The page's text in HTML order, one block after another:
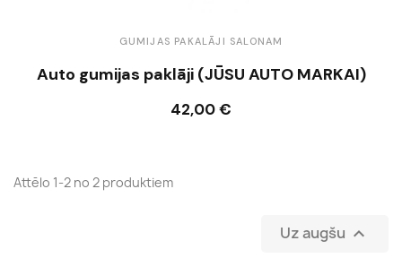
GUMIJAS PAKALĀJI SALONAM
Auto gumijas paklāji (JŪSU AUTO MARKAI)
42,00 €
Ielikt grozā
Attēlo 1-2 no 2 produktiem
Uz augšu 